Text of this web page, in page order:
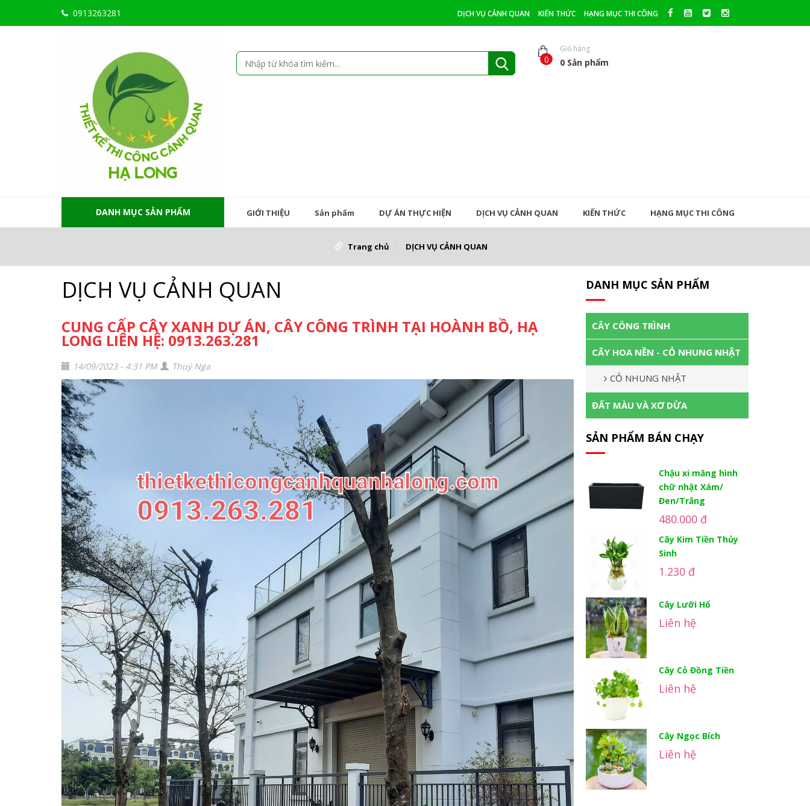
0913263281 DỊCH VỤ CẢNH QUAN KIẾN THỨC HẠNG MỤC THI CÔNG
0
Giỏ hàng
0 Sản phẩm
DANH MỤC SẢN PHẨM GIỚI THIỆU Sản phẩm DỰ ÁN THỰC HIỆN DỊCH VỤ CẢNH QUAN KIẾN THỨC HẠNG MỤC THI CÔNG
Trang chủ DỊCH VỤ CẢNH QUAN
DỊCH VỤ CẢNH QUAN
CUNG CẤP CÂY XANH DỰ ÁN, CÂY CÔNG TRÌNH TẠI HOÀNH BỒ, HẠ
LONG LIÊN HỆ: 0913.263.281
14/09/2023 - 4:31 PM Thuý Nga
DANH MỤC SẢN PHẨM
CÂY CÔNG TRÌNH
CÂY HOA NỀN - CỎ NHUNG NHẬT
CỎ NHUNG NHẬT
ĐẤT MÀU VÀ XƠ DỪA
SẢN PHẨM BÁN CHẠY
Chậu xi măng hình
chữ nhật Xám/
Đen/Trắng
480.000 đ
Cây Kim Tiền Thủy
Sinh
1.230 đ
Cây Lưỡi Hổ
Liên hệ
Cây Cỏ Đồng Tiền
Liên hệ
Cây Ngọc Bích
Liên hệ